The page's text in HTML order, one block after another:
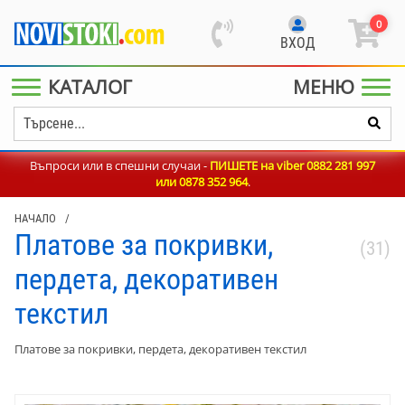
ВХОД
0
КАТАЛОГ МЕНЮ
Въпроси или в спешни случаи -ПИШЕТЕ на viber 0882 281 997
или0878 352 964.
НАЧАЛО /
Платове за покривки,
пердета, декоративен
текстил
(31)
Платове за покривки, пердета, декоративен текстил